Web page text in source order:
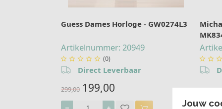
Guess Dames Horloge - GW0274L3
Artikelnummer: 20949
     (0)
Direct Leverbaar
299,00 199,00
 
329,00
Jouw